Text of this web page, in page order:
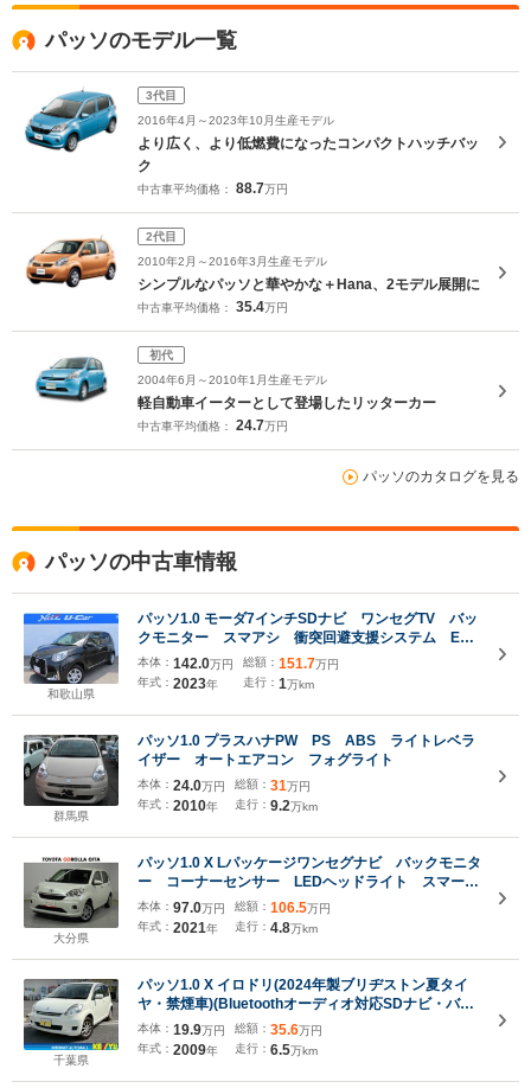
パッソのモデル一覧
3代目
2016年4月～2023年10月生産モデル
より広く、より低燃費になったコンパクトハッチバッ
ク
中古車平均価格： 88.7万円
2代目
2010年2月～2016年3月生産モデル
シンプルなパッソと華やかな＋Hana、2モデル展開に
中古車平均価格： 35.4万円
初代
2004年6月～2010年1月生産モデル
軽自動車イーターとして登場したリッターカー
中古車平均価格： 24.7万円
パッソのカタログを見る
パッソの中古車情報
和歌山県
パッソ1.0 モーダ7インチSDナビ ワンセグTV バッ
クモニター スマアシ 衝突回避支援システム ETC
ビルトイン LEDヘッドランプ スマートキー
本体： 142.0万円
年式： 2023年
総額： 151.7万円
走行： 1万km
群馬県
パッソ1.0 プラスハナPW PS ABS ライトレベラ
イザー オートエアコン フォグライト
本体： 24.0万円
年式： 2010年
総額： 31万円
走行： 9.2万km
大分県
パッソ1.0 X Lパッケージワンセグナビ バックモニタ
ー コーナーセンサー LEDヘッドライト スマート
キー
本体： 97.0万円
年式： 2021年
総額： 106.5万円
走行： 4.8万km
千葉県
パッソ1.0 X イロドリ(2024年製ブリヂストン夏タイ
ヤ・禁煙車)(Bluetoothオーディオ対応SDナビ・バッ
クカメラ・KEIYO製ドラレコ)ベンチシート/HIDライ
ト/電動格納ミラー/キーレス/保証書
本体： 19.9万円
年式： 2009年
総額： 35.6万円
走行： 6.5万km